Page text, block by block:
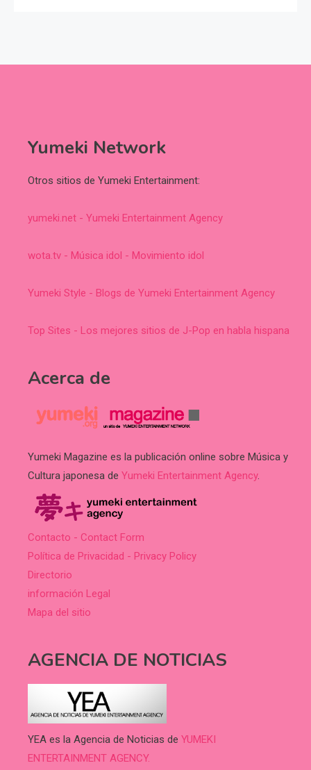
Yumeki Network
Otros sitios de Yumeki Entertainment:
yumeki.net - Yumeki Entertainment Agency
wota.tv - Música idol - Movimiento idol
Yumeki Style - Blogs de Yumeki Entertainment Agency
Top Sites - Los mejores sitios de J-Pop en habla hispana
Acerca de
Yumeki Magazine es la publicación online sobre Música y
Cultura japonesa de Yumeki Entertainment Agency.
Contacto - Contact Form
Política de Privacidad - Privacy Policy
Directorio
información Legal
Mapa del sitio
AGENCIA DE NOTICIAS
YEA es la Agencia de Noticias de YUMEKI
ENTERTAINMENT AGENCY.